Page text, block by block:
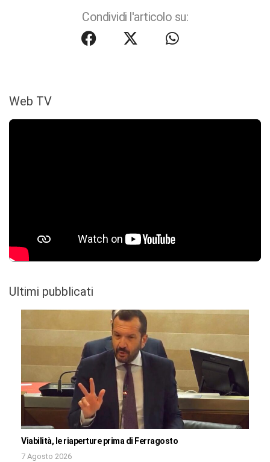
Condividi l'articolo su:
Web TV
Ultimi pubblicati
Viabilità, le riaperture prima di Ferragosto
7 Agosto 2026